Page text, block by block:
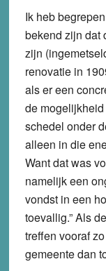
Ik heb
bekend zijn dat
zijn
renovatie in
als er een
de
schedel onder
alleen in die
Want dat was
namelijk een
vondst in een
toevallig.” Als
treffen vooraf
gemeente dan